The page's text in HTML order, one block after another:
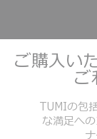
ご購入い
ご
TUMIの包
な満足へ